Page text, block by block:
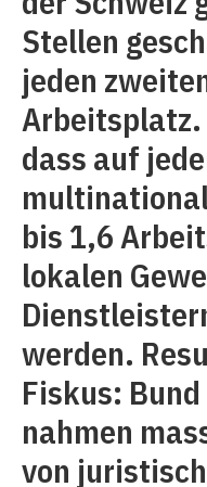
Stellen
jeden
Arbeitsplatz.
dass auf
bis 1,6
lokalen
werden.
Fiskus:
nahmen
von